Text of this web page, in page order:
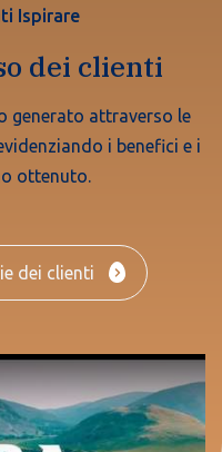
Ispirare
dei clienti
generato attraverso le
i benefici e i
ottenuto.
dei clienti